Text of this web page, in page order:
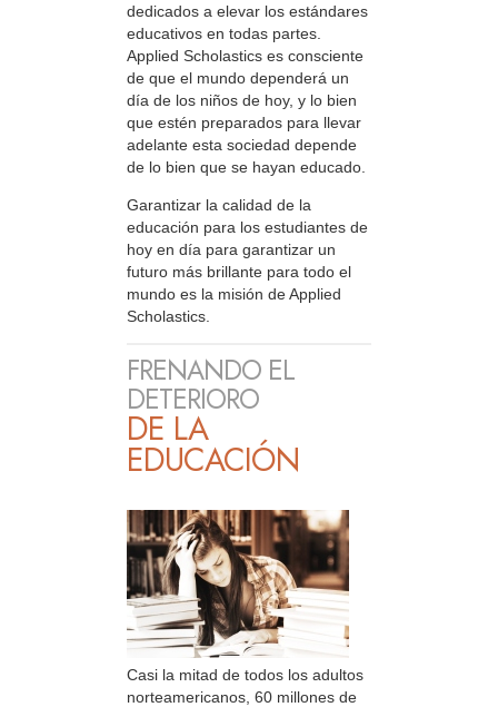
dedicados a elevar los estándares
educativos en todas partes.
Applied Scholastics es consciente
de que el mundo dependerá un
día de los niños de hoy, y lo bien
que estén preparados para llevar
adelante esta sociedad depende
de lo bien que se hayan educado.
Garantizar la calidad de la
educación para los estudiantes de
hoy en día para garantizar un
futuro más brillante para todo el
mundo es la misión de Applied
Scholastics.
FRENANDO EL
DETERIORO
DE LA
EDUCACIÓN
Casi la mitad de todos los adultos
norteamericanos, 60 millones de